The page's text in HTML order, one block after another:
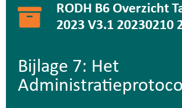
RODH B6 Overzicht
2023 V3.1 20230210
Bijlage 7: Het